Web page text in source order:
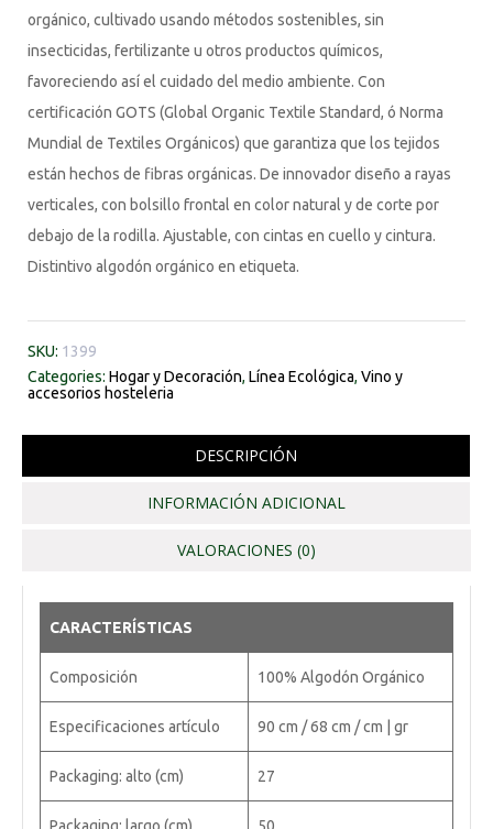
orgánico, cultivado usando métodos sostenibles, sin
insecticidas, fertilizante u otros productos químicos,
favoreciendo así el cuidado del medio ambiente. Con
certificación GOTS (Global Organic Textile Standard, ó Norma
Mundial de Textiles Orgánicos) que garantiza que los tejidos
están hechos de fibras orgánicas. De innovador diseño a rayas
verticales, con bolsillo frontal en color natural y de corte por
debajo de la rodilla. Ajustable, con cintas en cuello y cintura.
Distintivo algodón orgánico en etiqueta.
SKU: 1399
Categories: Hogar y Decoración, Línea Ecológica, Vino y
accesorios hosteleria
DESCRIPCIÓN
INFORMACIÓN ADICIONAL
VALORACIONES (0)
CARACTERÍSTICAS
Composición 100% Algodón Orgánico
Especificaciones artículo 90 cm / 68 cm / cm | gr
Packaging: alto (cm) 27